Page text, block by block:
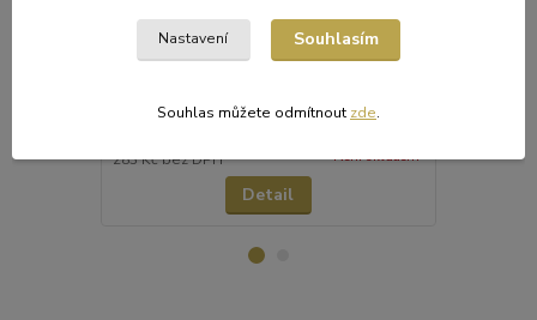
Bublinková folie s uzavřenými bublinkami
patří k moderním balicím prostředkům.
přepravních obalů.
283 Kčbez DPH Není skladem
Detail
878 Kčbez
Nastavení Souhlasím
Souhlas můžete odmítnout zde.